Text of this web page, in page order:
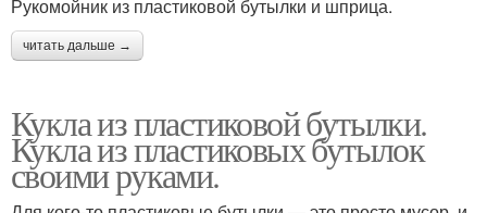
Рукомойник из пластиковой бутылки и шприца.
читать дальше →
Кукла из пластиковой бутылки.
Кукла из пластиковых бутылок
своими руками.